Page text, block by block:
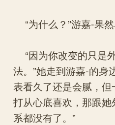
“为什么？”游嘉-果然
“因为你改变的只是
法。”她走到游嘉-的身
表看久了还是会腻，
打从心底喜欢，那跟
系都没有了。”